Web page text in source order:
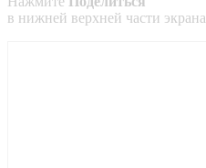
в нижней верхней части экрана